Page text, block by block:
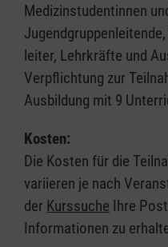
Medizinstudentinnen
leiter, Lehrkräfte und
Verpflichtung zur
Ausbildung mit 9
Kosten:
Die Kosten für die
variieren je nach
der Kurssuche Ihre
Informationen zu